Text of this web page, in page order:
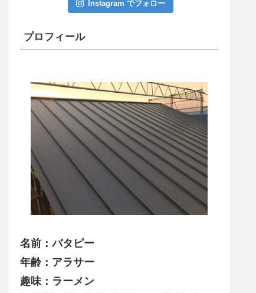
Instagram でフォロー
プロフィール
名前：バタピー
年齢：アラサー
趣味：ラーメン